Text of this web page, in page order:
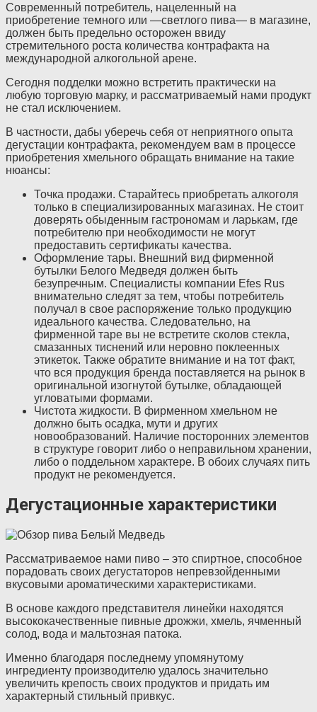
Современный потребитель, нацеленный на
приобретение темного или —светлого пива— в магазине,
должен быть предельно осторожен ввиду
стремительного роста количества контрафакта на
международной алкогольной арене.
Сегодня подделки можно встретить практически на
любую торговую марку, и рассматриваемый нами продукт
не стал исключением.
В частности, дабы уберечь себя от неприятного опыта
дегустации контрафакта, рекомендуем вам в процессе
приобретения хмельного обращать внимание на такие
нюансы:
Точка продажи. Старайтесь приобретать алкоголя
только в специализированных магазинах. Не стоит
доверять обыденным гастрономам и ларькам, где
потребителю при необходимости не могут
предоставить сертификаты качества.
Оформление тары. Внешний вид фирменной
бутылки Белого Медведя должен быть
безупречным. Специалисты компании Efes Rus
внимательно следят за тем, чтобы потребитель
получал в свое распоряжение только продукцию
идеального качества. Следовательно, на
фирменной таре вы не встретите сколов стекла,
смазанных тиснений или неровно поклеенных
этикеток. Также обратите внимание и на тот факт,
что вся продукция бренда поставляется на рынок в
оригинальной изогнутой бутылке, обладающей
угловатыми формами.
Чистота жидкости. В фирменном хмельном не
должно быть осадка, мути и других
новообразований. Наличие посторонних элементов
в структуре говорит либо о неправильном хранении,
либо о поддельном характере. В обоих случаях пить
продукт не рекомендуется.
Дегустационные характеристики
Рассматриваемое нами пиво – это спиртное, способное
порадовать своих дегустаторов непревзойденными
вкусовыми ароматическими характеристиками.
В основе каждого представителя линейки находятся
высококачественные пивные дрожжи, хмель, ячменный
солод, вода и мальтозная патока.
Именно благодаря последнему упомянутому
ингредиенту производителю удалось значительно
увеличить крепость своих продуктов и придать им
характерный стильный привкус.